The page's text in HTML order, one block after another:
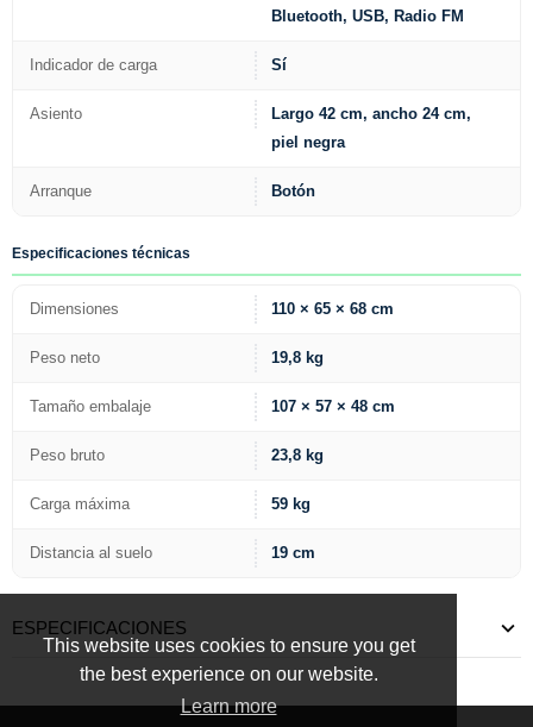
This website uses cookies to ensure you get
the best experience on our website.
Learn more
Bluetooth, USB, Radio FM
Indicador de carga Sí
Asiento
Largo 42 cm, ancho 24 cm,
piel negra
Arranque Botón
Especificaciones técnicas
Dimensiones 110 × 65 × 68 cm
Peso neto 19,8 kg
Tamaño embalaje 107 × 57 × 48 cm
Peso bruto 23,8 kg
Carga máxima 59 kg
Distancia al suelo 19 cm
ESPECIFICACIONES